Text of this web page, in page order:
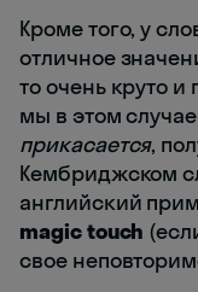
Кроме того, у
отличное
то очень круто
мы в этом
прикасается,
Кембриджском
английский
magic touch
свое